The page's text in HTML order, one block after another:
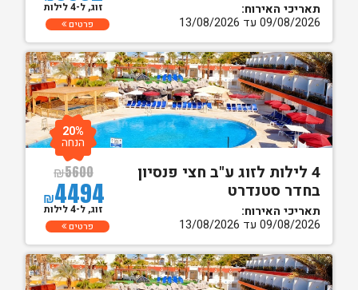
תאריכי האירוח:
09/08/2026 עד 13/08/2026
זוג, ל-4 לילות
פרטים
4 לילות לזוג ע"ב חצי פנסיון
בחדר סטנדרט
תאריכי האירוח:
09/08/2026 עד 13/08/2026
₪5600
₪4494
20%
הנחה
זוג, ל-4 לילות
פרטים